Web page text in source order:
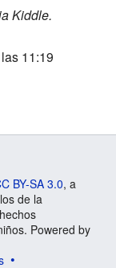
Kiddle.
11:19
BY-SA 3.0, a
de la
Powered by